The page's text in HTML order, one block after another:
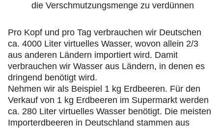
die Verschmutzungsmenge zu verdünnen
Pro Kopf und pro Tag verbrauchen wir Deutschen
ca. 4000 Liter virtuelles Wasser, wovon allein 2/3
aus anderen Ländern importiert wird. Damit
verbrauchen wir Wasser aus Ländern, in denen es
dringend benötigt wird.
Nehmen wir als Beispiel 1 kg Erdbeeren. Für den
Verkauf von 1 kg Erdbeeren im Supermarkt werden
ca. 280 Liter virtuelles Wasser benötigt. Die meisten
Importerdbeeren in Deutschland stammen aus